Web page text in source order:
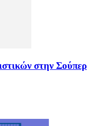
στην Σούπερ